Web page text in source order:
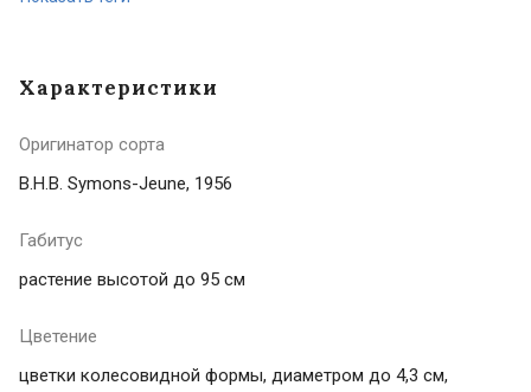
Характеристики
Оригинатор сорта
B.H.B. Symons-Jeune, 1956
Габитус
растение высотой до 95 см
Цветение
цветки колесовидной формы, диаметром до 4,3 см,